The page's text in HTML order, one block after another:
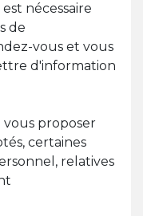
nécessaire
de
vous et vous
d'information
vous proposer
certaines
relatives